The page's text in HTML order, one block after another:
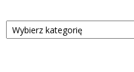
Kategorie